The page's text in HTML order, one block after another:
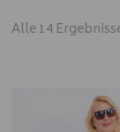
Alle 14